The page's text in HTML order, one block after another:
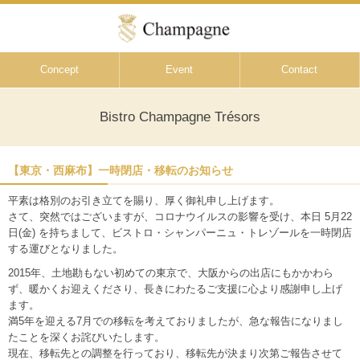
Concept Event Contact
Bistro Champagne Trésors
【東京・西麻布】一時閉店・移転のお知らせ
平素は格別のお引き立てを賜り、厚く御礼申し上げます。
さて、突然ではございますが、コロナウイルスの影響を受け、本日 5月22
日(金) を持ちまして、ビストロ・シャンパーニュ・トレゾールを一時閉店
する運びとなりました。
2015年、土地勘もない初めての東京で、大阪からの出店にもかかわら
ず、暖かくお迎えくださり、長きにわたるご支援に心より感謝申し上げ
ます。
満5年を迎える7月での移転を考えておりましたが、急な報告になりまし
たことを深くお詫びいたします。
現在、移転先との調整を行っており、移転先が決まり次第ご報告させて